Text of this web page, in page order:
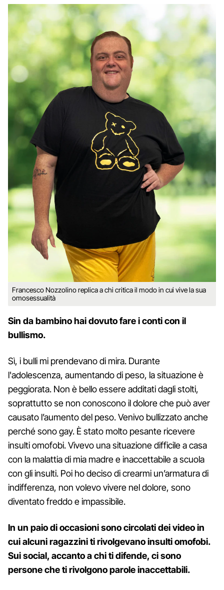
Francesco Nozzolino replica a chi critica il modo in cui vive la sua
omosessualità
Sin da bambino hai dovuto fare i conti con il
bullismo.
Sì, i bulli mi prendevano di mira. Durante
l'adolescenza, aumentando di peso, la situazione è
peggiorata. Non è bello essere additati dagli stolti,
soprattutto se non conoscono il dolore che può aver
causato l’aumento del peso. Venivo bullizzato anche
perché sono gay. È stato molto pesante ricevere
insulti omofobi. Vivevo una situazione difficile a casa
con la malattia di mia madre e inaccettabile a scuola
con gli insulti. Poi ho deciso di crearmi un’armatura di
indifferenza, non volevo vivere nel dolore, sono
diventato freddo e impassibile.
In un paio di occasioni sono circolati dei video in
cui alcuni ragazzini ti rivolgevano insulti omofobi.
Sui social, accanto a chi ti difende, ci sono
persone che ti rivolgono parole inaccettabili.